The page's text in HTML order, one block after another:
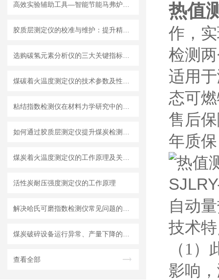
活性炭耐压强度测定仪的工作原理
查看全部
热值
作，
检测
适用
态可
售后
年质
技术
（1
影响